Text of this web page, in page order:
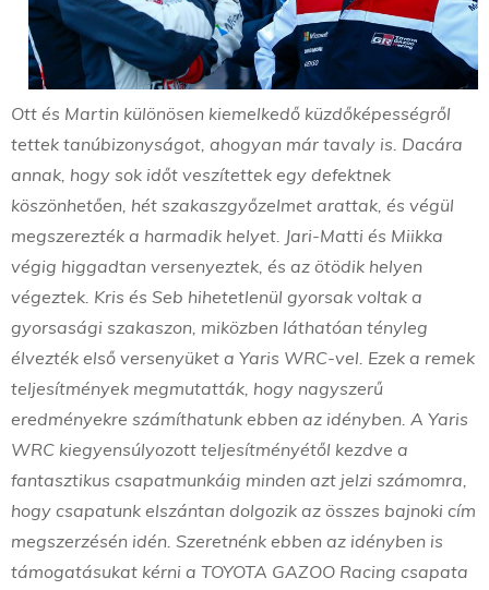
Ott és Martin különösen kiemelkedő küzdőképességről
tettek tanúbizonyságot, ahogyan már tavaly is. Dacára
annak, hogy sok időt veszítettek egy defektnek
köszönhetően, hét szakaszgyőzelmet arattak, és végül
megszerezték a harmadik helyet. Jari-Matti és Miikka
végig higgadtan versenyeztek, és az ötödik helyen
végeztek. Kris és Seb hihetetlenül gyorsak voltak a
gyorsasági szakaszon, miközben láthatóan tényleg
élvezték első versenyüket a Yaris WRC-vel. Ezek a remek
teljesítmények megmutatták, hogy nagyszerű
eredményekre számíthatunk ebben az idényben. A Yaris
WRC kiegyensúlyozott teljesítményétől kezdve a
fantasztikus csapatmunkáig minden azt jelzi számomra,
hogy csapatunk elszántan dolgozik az összes bajnoki cím
megszerzésén idén. Szeretnénk ebben az idényben is
támogatásukat kérni a TOYOTA GAZOO Racing csapata